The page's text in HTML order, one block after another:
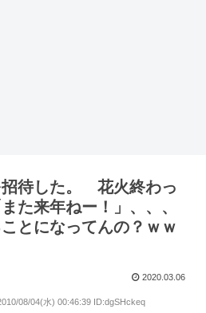
待した。 花火終わっ
た来年ねー！」、、、
とになってんの？ｗｗ
2020.03.06
08/04(水) 00:46:39 ID:dgSHckeq